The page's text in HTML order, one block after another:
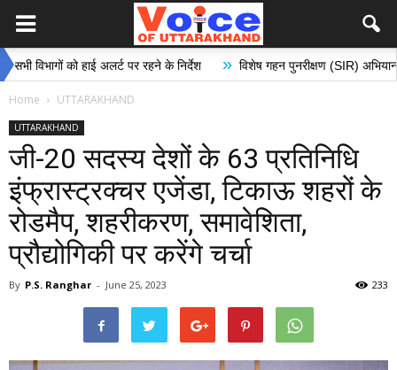
को हाई अलर्ट पर रहने के निर्देश » विशेष गहन पुनरीक्षण (SIR) अभियान के अंतर्गत
Home UTTARAKHAND
UTTARAKHAND
जी-20 सदस्य देशों के 63 प्रतिनिधि
इंफ्रास्ट्रक्चर एजेंडा, टिकाऊ शहरों के
रोडमैप, शहरीकरण, समावेशिता,
प्रौद्योगिकी पर करेंगे चर्चा
By P.S. Ranghar - June 25, 2023 233